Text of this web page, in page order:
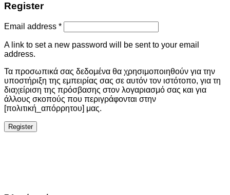
Register
Email address *
A link to set a new password will be sent to your email
address.
Τα προσωπικά σας δεδομένα θα χρησιμοποιηθούν για την
υποστήριξη της εμπειρίας σας σε αυτόν τον ιστότοπο, για τη
διαχείριση της πρόσβασης στον λογαριασμό σας και για
άλλους σκοπούς που περιγράφονται στην
[πολιτική_απόρρητου] μας.
Register